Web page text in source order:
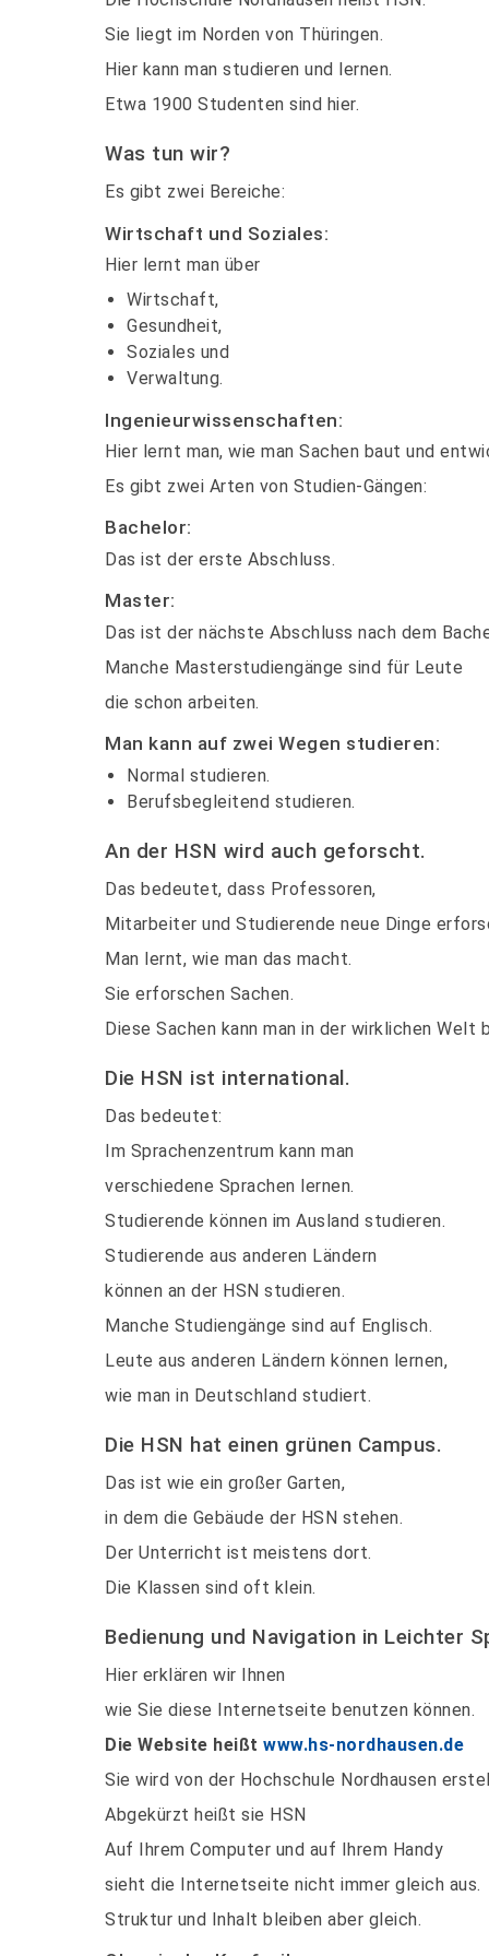
Die HSN hat einen grünen Campus.
Bedienung und Navigation in Leichter Sprache
Wo finde ich barrierefreie Angebote?
Gebärdensprache
Was steht auf der Startseite?
Was steht in der Fußzeile?
Datenschutz
Erklärung zur Barrierefreiheit in Leichter
Sie liegt im Norden von Thüringen.
Hier kann man studieren und lernen.
Etwa 1900 Studenten sind hier.
Was tun wir?
Es gibt zwei Bereiche:
Wirtschaft und Soziales:
Hier lernt man über
Wirtschaft,
Gesundheit,
Soziales und
Verwaltung.
Ingenieurwissenschaften:
Hier lernt man, wie man Sachen baut und
Es gibt zwei Arten von Studien-Gängen:
Bachelor:
Das ist der erste Abschluss.
Master:
Das ist der nächste Abschluss nach dem
Manche Masterstudiengänge sind für Leute
die schon arbeiten.
Man kann auf zwei Wegen studieren:
Normal studieren.
Berufsbegleitend studieren.
An der HSN wird auch geforscht.
Das bedeutet, dass Professoren,
Mitarbeiter und Studierende neue Dinge
Man lernt, wie man das macht.
Sie erforschen Sachen.
Diese Sachen kann man in der wirklichen Welt
Die HSN ist international.
Das bedeutet:
Im Sprachenzentrum kann man
verschiedene Sprachen lernen.
Studierende können im Ausland studieren.
Studierende aus anderen Ländern
können an der HSN studieren.
Manche Studiengänge sind auf Englisch.
Leute aus anderen Ländern können lernen,
wie man in Deutschland studiert.
Die HSN hat einen grünen Campus.
Das ist wie ein großer Garten,
in dem die Gebäude der HSN stehen.
Der Unterricht ist meistens dort.
Die Klassen sind oft klein.
Bedienung und Navigation in Leichter
Hier erklären wir Ihnen
wie Sie diese Internetseite benutzen können.
Die Website heißt www.hs-nordhausen.de
Sie wird von der Hochschule Nordhausen
Abgekürzt heißt sie HSN
Auf Ihrem Computer und auf Ihrem Handy
sieht die Internetseite nicht immer gleich aus.
Struktur und Inhalt bleiben aber gleich.